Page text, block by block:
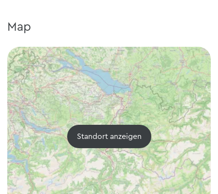
Map
Standort anzeigen